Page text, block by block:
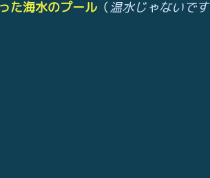
た海水のプール （温水じゃないです